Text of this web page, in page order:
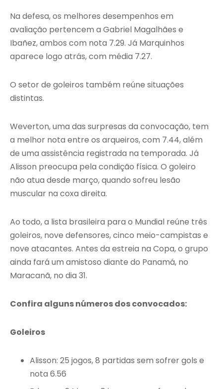
Na defesa, os melhores desempenhos em
avaliação pertencem a Gabriel Magalhães e
Ibañez, ambos com nota 7.29. Já Marquinhos
aparece logo atrás, com média 7.27.
O setor de goleiros também reúne situações
distintas.
Weverton, uma das surpresas da convocação, tem
a melhor nota entre os arqueiros, com 7.44, além
de uma assistência registrada na temporada. Já
Alisson preocupa pela condição física. O goleiro
não atua desde março, quando sofreu lesão
muscular na coxa direita.
Ao todo, a lista brasileira para o Mundial reúne três
goleiros, nove defensores, cinco meio-campistas e
nove atacantes. Antes da estreia na Copa, o grupo
ainda fará um amistoso diante do Panamá, no
Maracanã, no dia 31.
Confira alguns números dos convocados:
Goleiros
Alisson: 25 jogos, 8 partidas sem sofrer gols e
nota 6.56